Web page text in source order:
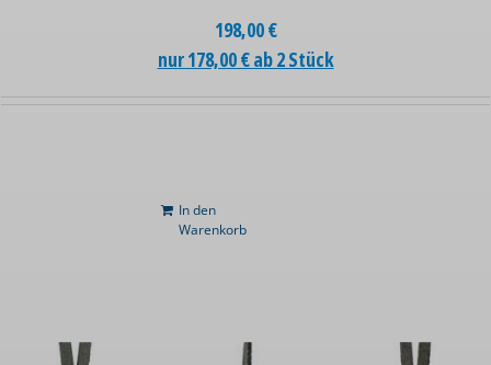
198,00€
nur 178,00 € ab 2 Stück
In den
Warenkorb